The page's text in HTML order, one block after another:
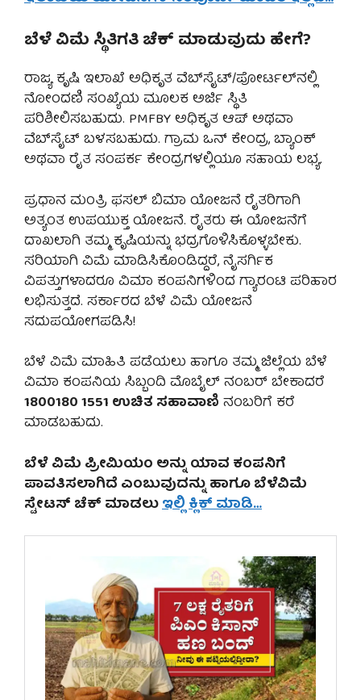
ಬೆಳೆ ವಿಮೆ ಸ್ಥಿತಿಗತಿ ಚೆಕ್ ಮಾಡುವುದು ಹೇಗೆ?
ರಾಜ್ಯ ಕೃಷಿ ಇಲಾಖೆ ಅಧಿಕೃತ ವೆಬ್‌ಸೈಟ್/ಪೋರ್ಟಲ್‌ನಲ್ಲಿ
ನೋಂದಣಿ ಸಂಖ್ಯೆಯ ಮೂಲಕ ಅರ್ಜಿ ಸ್ಥಿತಿ
ಪರಿಶೀಲಿಸಬಹುದು. PMFBY ಅಧಿಕೃತ ಆಪ್ ಅಥವಾ
ವೆಬ್‌ಸೈಟ್ ಬಳಸಬಹುದು. ಗ್ರಾಮ ಒನ್ ಕೇಂದ್ರ, ಬ್ಯಾಂಕ್
ಅಥವಾ ರೈತ ಸಂಪರ್ಕ ಕೇಂದ್ರಗಳಲ್ಲಿಯೂ ಸಹಾಯ ಲಭ್ಯ.
ಪ್ರಧಾನ ಮಂತ್ರಿ ಫಸಲ್ ಬಿಮಾ ಯೋಜನೆ ರೈತರಿಗಾಗಿ
ಅತ್ಯಂತ ಉಪಯುಕ್ತ ಯೋಜನೆ. ರೈತರು ಈ ಯೋಜನೆಗೆ
ದಾಖಲಾಗಿ ತಮ್ಮ ಕೃಷಿಯನ್ನು ಭದ್ರಗೊಳಿಸಿಕೊಳ್ಳಬೇಕು.
ಸರಿಯಾಗಿ ವಿಮೆ ಮಾಡಿಸಿಕೊಂಡಿದ್ದರೆ, ನೈಸರ್ಗಿಕ
ವಿಪತ್ತುಗಳಾದರೂ ವಿಮಾ ಕಂಪನಿಗಳಿಂದ ಗ್ಯಾರಂಟಿ ಪರಿಹಾರ
ಲಭಿಸುತ್ತದೆ. ಸರ್ಕಾರದ ಬೆಳೆ ವಿಮೆ ಯೋಜನೆ
ಸದುಪಯೋಗಪಡಿಸಿ!
ಬೆಳೆ ವಿಮೆ ಮಾಹಿತಿ ಪಡೆಯಲು ಹಾಗೂ ತಮ್ಮ ಜಿಲ್ಲೆಯ ಬೆಳೆ
ವಿಮಾ ಕಂಪನಿಯ ಸಿಬ್ಬಂದಿ ಮೊಬೈಲ್ ನಂಬರ್ ಬೇಕಾದರೆ
1800180 1551 ಉಚಿತ ಸಹಾವಾಣಿ ನಂಬರಿಗೆ ಕರೆ
ಮಾಡಬಹುದು.
ಬೆಳೆ ವಿಮೆ ಪ್ರೀಮಿಯಂ ಅನ್ನು ಯಾವ ಕಂಪನಿಗೆ
ಪಾವತಿಸಲಾಗಿದೆ ಎಂಬುವುದನ್ನು ಹಾಗೂ ಬೆಳೆವಿಮೆ
ಸ್ಟೇಟಸ್ ಚೆಕ್ ಮಾಡಲುಇಲ್ಲಿ ಕ್ಲಿಕ್ ಮಾಡಿ…